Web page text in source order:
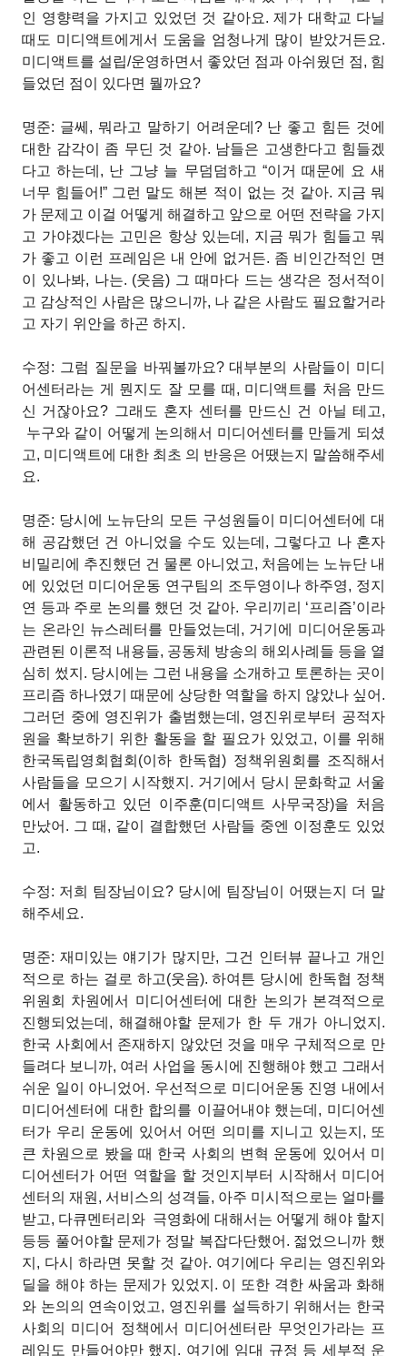
인 영향력을 가지고 있었던 것 같아요. 제가 대학교 다닐
때도 미디액트에게서 도움을 엄청나게 많이 받았거든요.
미디액트를 설립/운영하면서 좋았던 점과 아쉬웠던 점, 힘
들었던 점이 있다면 뭘까요?
명준: 글쎄, 뭐라고 말하기 어려운데? 난 좋고 힘든 것에
대한 감각이 좀 무딘 것 같아. 남들은 고생한다고 힘들겠
다고 하는데, 난 그냥 늘 무덤덤하고 “이거 때문에 요 새
너무 힘들어!” 그런 말도 해본 적이 없는 것 같아. 지금 뭐
가 문제고 이걸 어떻게 해결하고 앞으로 어떤 전략을 가지
고 가야겠다는 고민은 항상 있는데, 지금 뭐가 힘들고 뭐
가 좋고 이런 프레임은 내 안에 없거든. 좀 비인간적인 면
이 있나봐, 나는. (웃음) 그 때마다 드는 생각은 정서적이
고 감상적인 사람은 많으니까, 나 같은 사람도 필요할거라
고 자기 위안을 하곤 하지.
수정: 그럼 질문을 바꿔볼까요? 대부분의 사람들이 미디
어센터라는 게 뭔지도 잘 모를 때, 미디액트를 처음 만드
신 거잖아요? 그래도 혼자 센터를 만드신 건 아닐 테고,
누구와 같이 어떻게 논의해서 미디어센터를 만들게 되셨
고, 미디액트에 대한 최초 의 반응은 어땠는지 말씀해주세
요.
명준: 당시에 노뉴단의 모든 구성원들이 미디어센터에 대
해 공감했던 건 아니었을 수도 있는데, 그렇다고 나 혼자
비밀리에 추진했던 건 물론 아니었고, 처음에는 노뉴단 내
에 있었던 미디어운동 연구팀의 조두영이나 하주영, 정지
연 등과 주로 논의를 했던 것 같아. 우리끼리 ‘프리즘’이라
는 온라인 뉴스레터를 만들었는데, 거기에 미디어운동과
관련된 이론적 내용들, 공동체 방송의 해외사례들 등을 열
심히 썼지. 당시에는 그런 내용을 소개하고 토론하는 곳이
프리즘 하나였기 때문에 상당한 역할을 하지 않았나 싶어.
그러던 중에 영진위가 출범했는데, 영진위로부터 공적자
원을 확보하기 위한 활동을 할 필요가 있었고, 이를 위해
한국독립영회협회(이하 한독협) 정책위원회를 조직해서
사람들을 모으기 시작했지. 거기에서 당시 문화학교 서울
에서 활동하고 있던 이주훈(미디액트 사무국장)을 처음
만났어. 그 때, 같이 결합했던 사람들 중엔 이정훈도 있었
고.
수정: 저희 팀장님이요? 당시에 팀장님이 어땠는지 더 말
해주세요.
명준: 재미있는 얘기가 많지만, 그건 인터뷰 끝나고 개인
적으로 하는 걸로 하고(웃음). 하여튼 당시에 한독협 정책
위원회 차원에서 미디어센터에 대한 논의가 본격적으로
진행되었는데, 해결해야할 문제가 한 두 개가 아니었지.
한국 사회에서 존재하지 않았던 것을 매우 구체적으로 만
들려다 보니까, 여러 사업을 동시에 진행해야 했고 그래서
쉬운 일이 아니었어. 우선적으로 미디어운동 진영 내에서
미디어센터에 대한 합의를 이끌어내야 했는데, 미디어센
터가 우리 운동에 있어서 어떤 의미를 지니고 있는지, 또
큰 차원으로 봤을 때 한국 사회의 변혁 운동에 있어서 미
디어센터가 어떤 역할을 할 것인지부터 시작해서 미디어
센터의 재원, 서비스의 성격들, 아주 미시적으로는 얼마를
받고, 다큐멘터리와 극영화에 대해서는 어떻게 해야 할지
등등 풀어야할 문제가 정말 복잡다단했어. 젊었으니까 했
지, 다시 하라면 못할 것 같아. 여기에다 우리는 영진위와
딜을 해야 하는 문제가 있었지. 이 또한 격한 싸움과 화해
와 논의의 연속이었고, 영진위를 설득하기 위해서는 한국
사회의 미디어 정책에서 미디어센터란 무엇인가라는 프
레임도 만들어야만 했지. 여기에 임대 규정 등 세부적 운